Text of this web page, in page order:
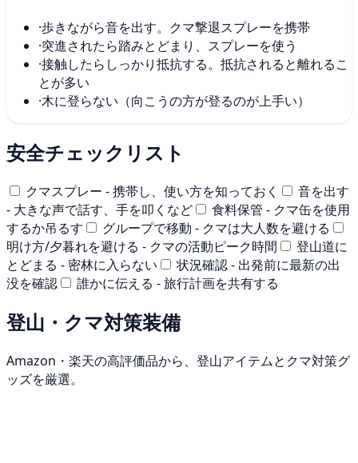
·歩きながら音を出す。クマ撃退スプレーを携帯
·突進されたら踏みとどまり、スプレーを使う
·接触したらしっかり抵抗する。抵抗されると離れるこ
とが多い
·木に登らない（向こうの方が登るのが上手い）
安全チェックリスト
クマスプレー - 携帯し、使い方を知っておく
音を出す
- 大きな声で話す、手を叩くなど
食料保管 - クマ缶を使用
するか吊るす
グループで移動 - クマは大人数を避ける
明け方/夕暮れを避ける - クマの活動ピーク時間
登山道に
とどまる - 密林に入らない
状況確認 - 出発前に最新の出
没を確認
誰かに伝える - 旅行計画を共有する
登山・クマ対策装備
Amazon・楽天の高評価品から、登山アイテムとクマ対策グ
ッズを厳選。